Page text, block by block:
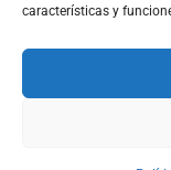
características y
®Derechos
prohibida la